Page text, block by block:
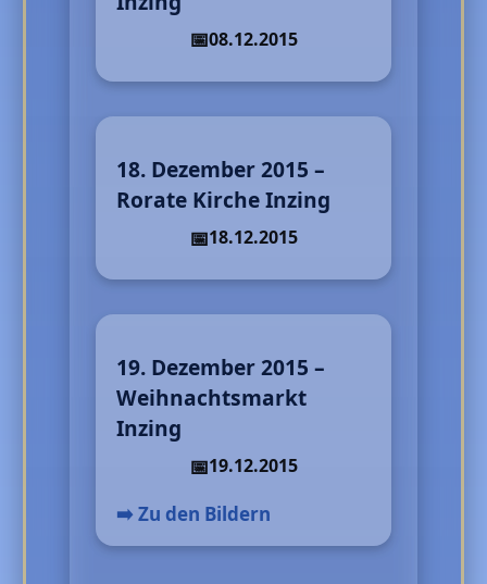
08.12.2015
18. Dezember 2015 –
Rorate Kirche Inzing
18.12.2015
19. Dezember 2015 –
Weihnachtsmarkt
Inzing
19.12.2015
➡️ Zu den Bildern